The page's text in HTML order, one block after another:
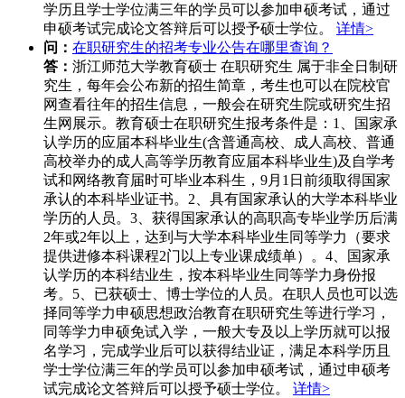
学历且学士学位满三年的学员可以参加申硕考试，通过
申硕考试完成论文答辩后可以授予硕士学位。 详情>
问： 在职研究生的招考专业公告在哪里查询？
答： 浙江师范大学教育硕士 在职研究生 属于非全日制研
究生，每年会公布新的招生简章，考生也可以在院校官
网查看往年的招生信息，一般会在研究生院或研究生招
生网展示。教育硕士在职研究生报考条件是：1、国家承
认学历的应届本科毕业生(含普通高校、成人高校、普通
高校举办的成人高等学历教育应届本科毕业生)及自学考
试和网络教育届时可毕业本科生，9月1日前须取得国家
承认的本科毕业证书。2、具有国家承认的大学本科毕业
学历的人员。3、获得国家承认的高职高专毕业学历后满
2年或2年以上，达到与大学本科毕业生同等学力（要求
提供进修本科课程2门以上专业课成绩单）。4、国家承
认学历的本科结业生，按本科毕业生同等学力身份报
考。5、已获硕士、博士学位的人员。在职人员也可以选
择同等学力申硕思想政治教育在职研究生等进行学习，
同等学力申硕免试入学，一般大专及以上学历就可以报
名学习，完成学业后可以获得结业证，满足本科学历且
学士学位满三年的学员可以参加申硕考试，通过申硕考
试完成论文答辩后可以授予硕士学位。 详情>